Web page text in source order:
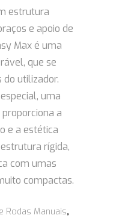
estrutura
e apoio de
Max é uma
que se
do utilizador.
uma
a
e a estética
rígida,
com umas
compactas.
Rodas Manuais,